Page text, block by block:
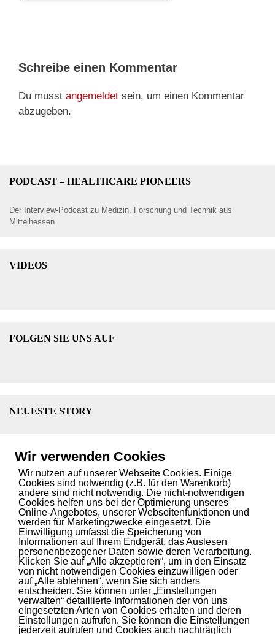
Schreibe einen Kommentar
Du musst angemeldet sein, um einen Kommentar
abzugeben.
PODCAST – HEALTHCARE PIONEERS
Der Interview-Podcast zu Medizin, Forschung und Technik aus
Mittelhessen
VIDEOS
FOLGEN SIE UNS AUF
NEUESTE STORY
klimafeste und nachhaltige Landwirtschaft
SPANNENDE STORY? INNOVATIVER SERVICE?
Wir bringen Ihren Content auf den Blog.
KontaktierenSie uns.
INITIATOREN UND PARTNER
Healthcare Mittelhessen lebt durch die Initiatoren und
Wir verwenden Cookies
Wir nutzen auf unserer Webseite Cookies. Einige
Cookies sind notwendig (z.B. für den Warenkorb)
andere sind nicht notwendig. Die nicht-notwendigen
Cookies helfen uns bei der Optimierung unseres
Online-Angebotes, unserer Webseitenfunktionen und
werden für Marketingzwecke eingesetzt. Die
Einwilligung umfasst die Speicherung von
Informationen auf Ihrem Endgerät, das Auslesen
personenbezogener Daten sowie deren Verarbeitung.
Klicken Sie auf „Alle akzeptieren“, um in den Einsatz
von nicht notwendigen Cookies einzuwilligen oder
auf „Alle ablehnen“, wenn Sie sich anders
entscheiden. Sie können unter „Einstellungen
verwalten“ detaillierte Informationen der von uns
eingesetzten Arten von Cookies erhalten und deren
Einstellungen aufrufen. Sie können die Einstellungen
jederzeit aufrufen und Cookies auch nachträglich